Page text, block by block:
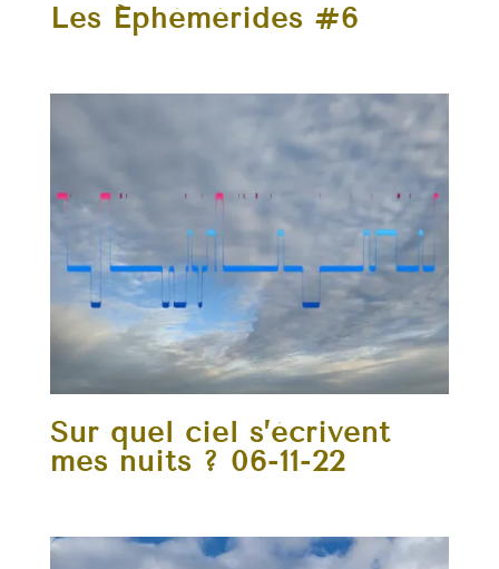
Les Éphémérides #6
Sur quel ciel s’écrivent
mes nuits ? 06-11-22